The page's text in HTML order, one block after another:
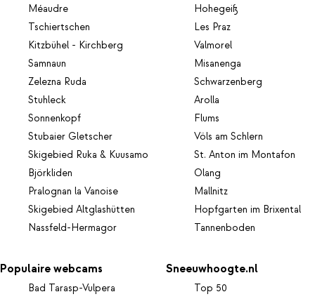
Méaudre
Tschiertschen
Kitzbühel - Kirchberg
Samnaun
Zelezna Ruda
Stuhleck
Sonnenkopf
Stubaier Gletscher
Skigebied Ruka & Kuusamo
Björkliden
Pralognan la Vanoise
Skigebied Altglashütten
Nassfeld-Hermagor
Hohegeiß
Les Praz
Valmorel
Misanenga
Schwarzenberg
Arolla
Flums
Völs am Schlern
St. Anton im Montafon
Olang
Mallnitz
Hopfgarten im Brixental
Tannenboden
Populaire webcams
Bad Tarasp-Vulpera
Sneeuwhoogte.nl
Top 50